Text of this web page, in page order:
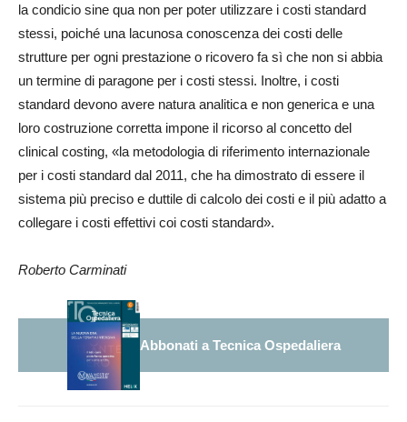
la condicio sine qua non per poter utilizzare i costi standard
stessi, poiché una lacunosa conoscenza dei costi delle
strutture per ogni prestazione o ricovero fa sì che non si abbia
un termine di paragone per i costi stessi. Inoltre, i costi
standard devono avere natura analitica e non generica e una
loro costruzione corretta impone il ricorso al concetto del
clinical costing, «la metodologia di riferimento internazionale
per i costi standard dal 2011, che ha dimostrato di essere il
sistema più preciso e duttile di calcolo dei costi e il più adatto a
collegare i costi effettivi coi costi standard».
Roberto Carminati
Abbonati a Tecnica Ospedaliera